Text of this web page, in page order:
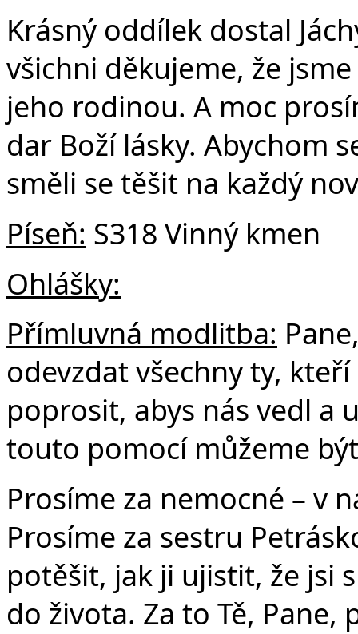
Krásný oddílek dostal
všichni děkujeme, že
jeho rodinou. A moc
dar Boží lásky. Abychom
směli se těšit na každý
Píseň: S318 Vinný kmen
Ohlášky:
Přímluvná modlitba:
odevzdat všechny ty,
poprosit, abys nás vedl a
touto pomocí můžeme
Prosíme za nemocné – v
Prosíme za sestru
potěšit, jak ji ujistit, že jsi
do života. Za to Tě, Pane,